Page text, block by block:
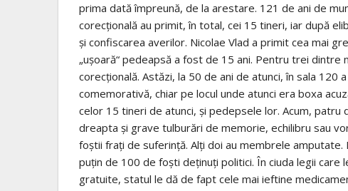
prima dată împreună, de la arestare. 121 de ani de
corecţională au primit, în total, cei 15 tineri, iar după
şi confiscarea averilor. Nicolae Vlad a primit cea mai
„uşoară“ pedeapsă a fost de 15 ani. Pentru trei dintre
corecţională. Astăzi, la 50 de ani de atunci, în sala 120
comemorativă, chiar pe locul unde atunci era boxa
celor 15 tineri de atunci, şi pedepsele lor. Acum,
dreapta şi grave tulburări de memorie, echilibru sau
foştii fraţi de suferinţă. Alţi doi au membrele amputate.
puţin de 100 de foşti deţinuţi politici. În ciuda legii
gratuite, statul le dă de fapt cele mai ieftine